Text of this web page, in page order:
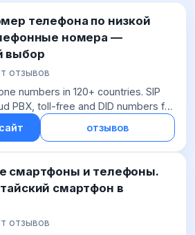
телефона по низкой
номера —
выбор
отзывов
numbers in 120+ countries. SIP
PBX, toll-free and DID numbers for
any size. Operating since 2011
отзывов
смартфоны и телефоны.
смартфон в
отзывов